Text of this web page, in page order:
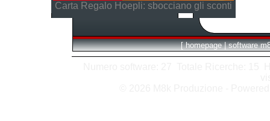
Carta Regalo Hoepli: sbocciano gli sconti
[ homepage | software